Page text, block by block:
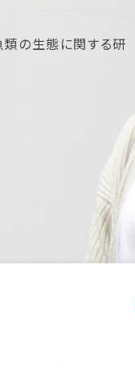
類の生態に関する研